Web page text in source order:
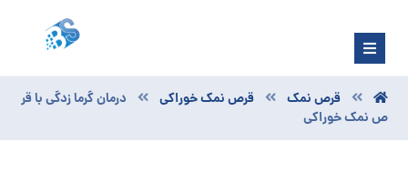
قرص نمک قرص نمک خوراکی
درمان گرما زدگی با قر
ص نمک خوراکی